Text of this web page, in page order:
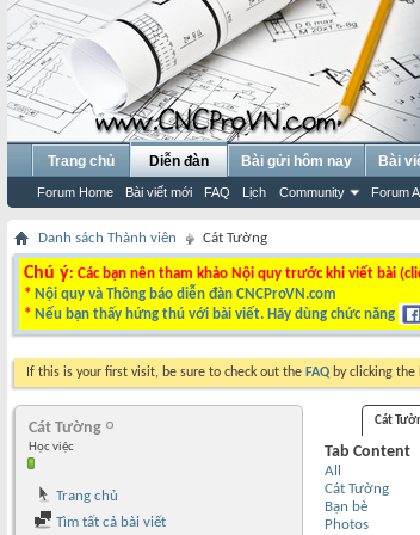
Trang chủ Diễn đàn
Forum Home Bài viết mới FAQ Lịch Community Forum
Bài gửi hôm nay Bài
Danh sách Thành viên Cát Tường
Chú ý: Các bạn nên tham khảo Nội quy trước khi viết bài
* Nội quy và Thông báo diễn đàn CNCProVN.com
* Nếu bạn thấy hứng thú với bài viết. Hãy dùng chức năng
If this is your first visit, be sure to check out the FAQ by clicking the
Cát Tường
Học việc
Trang chủ
Tìm tất cả bài viết
Cát
Tab Content
All
Cát Tường
Bạn bè
Photos